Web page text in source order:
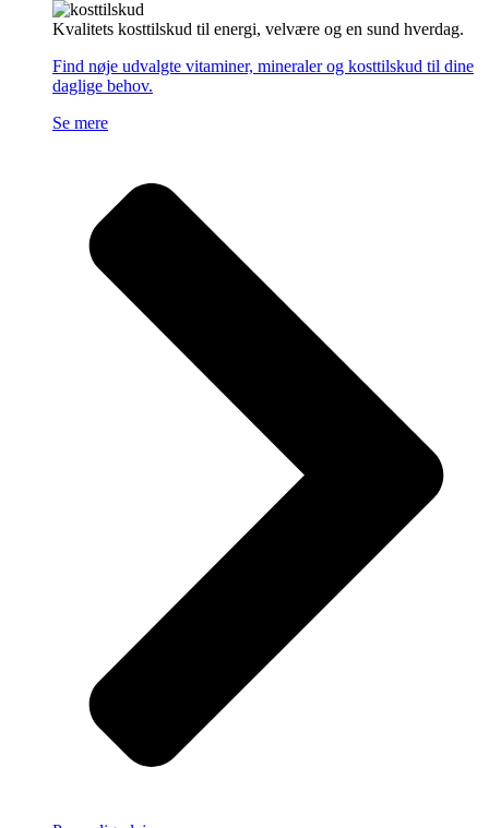
Kvalitets kosttilskud til energi, velvære og en sund hverdag.
Find nøje udvalgte vitaminer, mineraler og kosttilskud til dine
daglige behov.
Se mere